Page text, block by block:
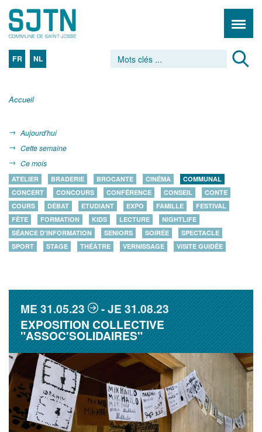
FR NL
Accueil
Aujourd'hui
Cette semaine
Ce mois
ATELIER BRADERIE BROCANTE CINÉMA
COMMUNAL
CONCERT
CONCOURS CONFÉRENCE CONSEIL
CONTE
COURS
DÉBAT ETUDIANT EXPO FAMILLE
FESTIVAL
FÊTE
FORMATION KIDS LECTURE
NIGHTLIFE
SÉANCE D'INFORMATION
SENIORS SOIRÉE
SPECTACLE
SPORT
STAGE THÉÂTRE VERNISSAGE VISITE GUIDÉE
ME31.05.23 JE31.08.23
EXPOSITION COLLECTIVE
"ASSOC'SOLIDAIRES"